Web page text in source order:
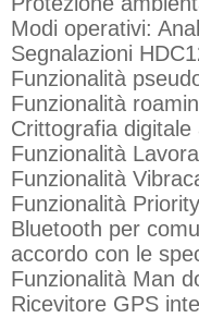
Modi operativi:
Segnalazioni
Funzionalità
Funzionalità
Crittografia
Funzionalità
Funzionalità
Funzionalità
Bluetooth per
accordo con le
Funzionalità Man
Ricevitore GPS